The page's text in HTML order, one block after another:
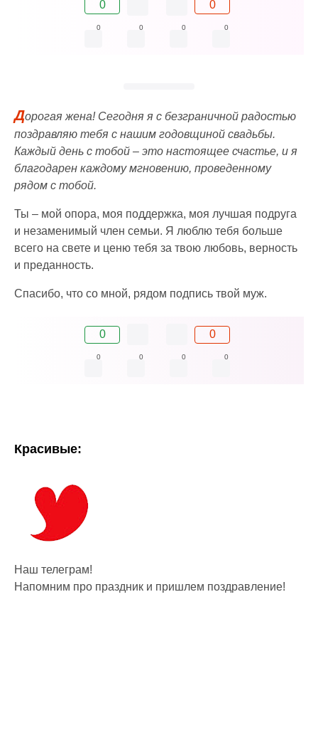
0 0
0 0 0 0
Дорогая жена! Сегодня я с безграничной радостью
поздравляю тебя с нашим годовщиной свадьбы.
Каждый день с тобой – это настоящее счастье, и я
благодарен каждому мгновению, проведенному
рядом с тобой.
Ты – мой опора, моя поддержка, моя лучшая подруга
и незаменимый член семьи. Я люблю тебя больше
всего на свете и ценю тебя за твою любовь, верность
и преданность.
Спасибо, что со мной, рядом подпись твой муж.
0 0
0 0 0 0
Красивые:
Наш телеграм!
Напомним про праздник и пришлем поздравление!